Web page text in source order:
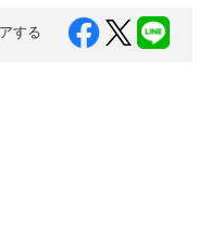
する